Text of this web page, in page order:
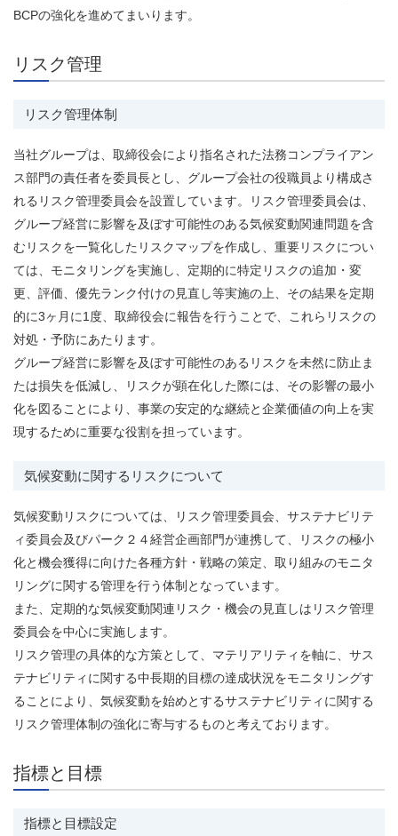
BCPの強化を進めてまいります。
リスク管理
リスク管理体制
当社グループは、取締役会により指名された法務コンプライアン
ス部門の責任者を委員長とし、グループ会社の役職員より構成さ
れるリスク管理委員会を設置しています。リスク管理委員会は、
グループ経営に影響を及ぼす可能性のある気候変動関連問題を含
むリスクを一覧化したリスクマップを作成し、重要リスクについ
ては、モニタリングを実施し、定期的に特定リスクの追加・変
更、評価、優先ランク付けの見直し等実施の上、その結果を定期
的に3ヶ月に1度、取締役会に報告を行うことで、これらリスクの
対処・予防にあたります。
グループ経営に影響を及ぼす可能性のあるリスクを未然に防止ま
たは損失を低減し、リスクが顕在化した際には、その影響の最小
化を図ることにより、事業の安定的な継続と企業価値の向上を実
現するために重要な役割を担っています。
気候変動に関するリスクについて
気候変動リスクについては、リスク管理委員会、サステナビリテ
ィ委員会及びパーク２４経営企画部門が連携して、リスクの極小
化と機会獲得に向けた各種方針・戦略の策定、取り組みのモニタ
リングに関する管理を行う体制となっています。
また、定期的な気候変動関連リスク・機会の見直しはリスク管理
委員会を中心に実施します。
リスク管理の具体的な方策として、マテリアリティを軸に、サス
テナビリティに関する中長期的目標の達成状況をモニタリングす
ることにより、気候変動を始めとするサステナビリティに関する
リスク管理体制の強化に寄与するものと考えております。
指標と目標
指標と目標設定